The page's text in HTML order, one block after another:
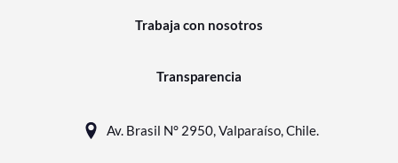
Trabaja con nosotros
Transparencia
Av. Brasil N° 2950, Valparaíso, Chile.